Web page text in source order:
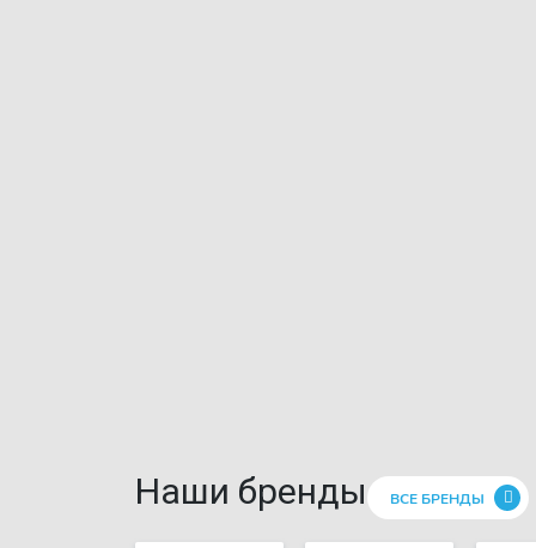
Наши бренды ВСЕ БРЕНДЫ